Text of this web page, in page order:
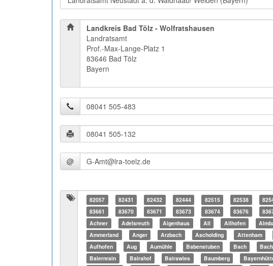
Landkreis Bad Tölz - Wolfratshausen
Landratsamt
Prof.-Max-Lange-Platz 1
83646 Bad Tölz
Bayern
@
82057 82431 82432 82444 82515 82538
83661
83670 83671 83673 83674 83676
Achner
Adelsreuth Aigenhaus All Allhofen
Ammerland
Anger Arzbach Ascholding Attenham
Aufhofen
Aug Aumühle Babenstuben Bach
Baiernrain
Bairahof Bairawies Baumberg